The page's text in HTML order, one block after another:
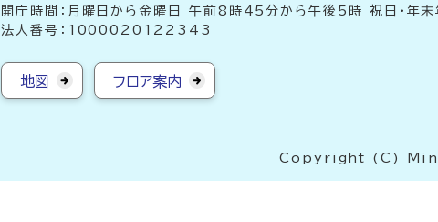
開庁時間：月曜日から金曜日 午前8時45分から午後5時 祝日・年末
法人番号：1000020122343
地図 フロア案内
Copyright (C)